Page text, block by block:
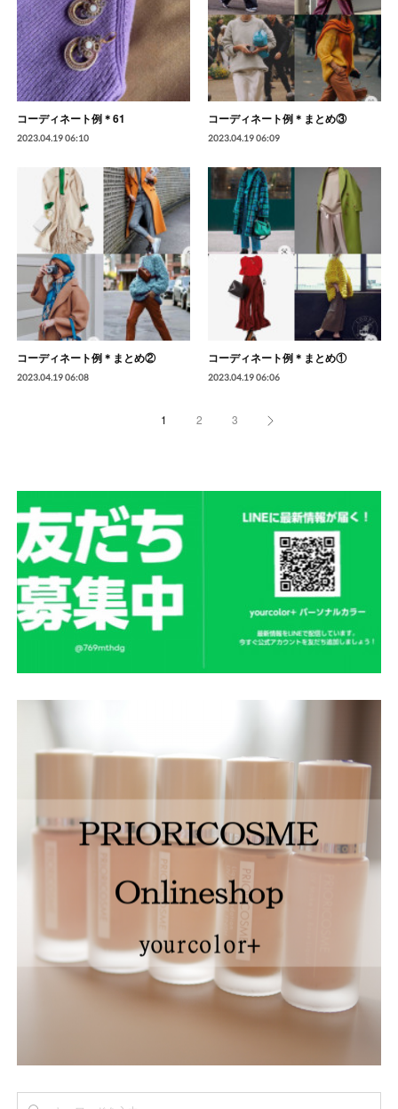
コーディネート例＊61
2023.04.19 06:10
コーディネート例＊まとめ③
2023.04.19 06:09
コーディネート例＊まとめ②
2023.04.19 06:08
コーディネート例＊まとめ①
2023.04.19 06:06
1 2 3